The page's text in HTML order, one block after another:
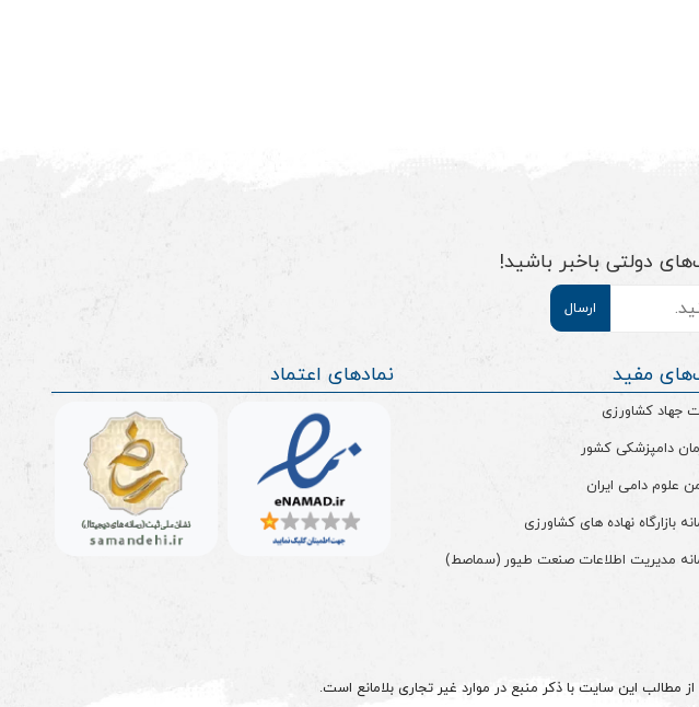
دولتی باخبر باشید!
مفید
جهاد کشاورزی
دامپزشکی کشور
علوم دامی ایران
بازارگاه نهاده های کشاورزی
مدیریت اطلاعات صنعت طیور (سماصط)
نمادهای اعتماد
مطالب این سایت با ذکر منبع در موارد غیر تجاری بلامانع است.